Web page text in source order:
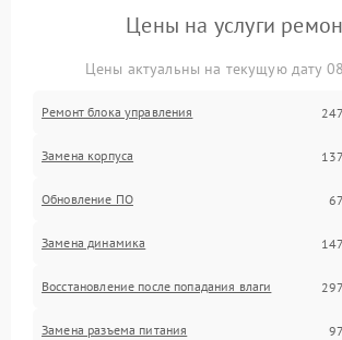
Цены на услуги
Цены актуальны на текущую дату
Ремонт блока управления
Замена корпуса
Обновление ПО
Замена динамика
Восстановление после попадания влаги
Замена разъема питания